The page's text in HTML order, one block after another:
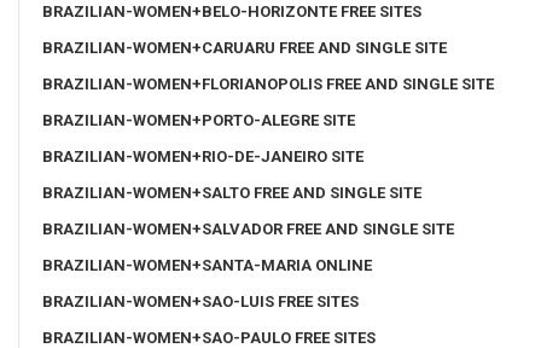
BRAZILIAN-WOMEN+BELO-HORIZONTE FREE SITES
BRAZILIAN-WOMEN+CARUARU FREE AND SINGLE SITE
BRAZILIAN-WOMEN+FLORIANOPOLIS FREE AND SINGLE SITE
BRAZILIAN-WOMEN+PORTO-ALEGRE SITE
BRAZILIAN-WOMEN+RIO-DE-JANEIRO SITE
BRAZILIAN-WOMEN+SALTO FREE AND SINGLE SITE
BRAZILIAN-WOMEN+SALVADOR FREE AND SINGLE SITE
BRAZILIAN-WOMEN+SANTA-MARIA ONLINE
BRAZILIAN-WOMEN+SAO-LUIS FREE SITES
BRAZILIAN-WOMEN+SAO-PAULO FREE SITES